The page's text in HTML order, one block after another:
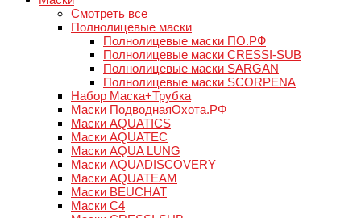
Смотреть все
Полнолицевые маски
Полнолицевые маски ПО.РФ
Полнолицевые маски CRESSI-SUB
Полнолицевые маски SARGAN
Полнолицевые маски SCORPENA
Набор Маска+Трубка
Маски ПодводнаяОхота.РФ
Маски AQUATICS
Маски AQUATEC
Маски AQUA LUNG
Маски AQUADISCOVERY
Маски AQUATEAM
Маски BEUCHAT
Маски C4